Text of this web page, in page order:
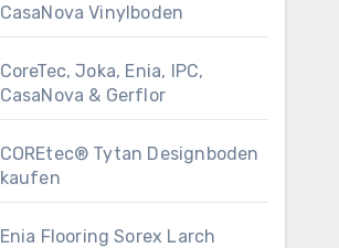
CasaNova Vinylboden
CoreTec, Joka, Enia, IPC,
CasaNova & Gerflor
COREtec® Tytan Designboden
kaufen
Enia Flooring Sorex ​Larch